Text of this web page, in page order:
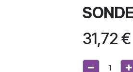
31,72 €